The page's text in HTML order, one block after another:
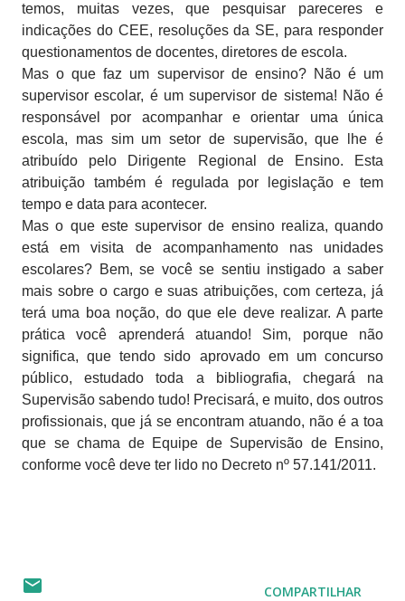
temos, muitas vezes, que pesquisar pareceres e
indicações do CEE, resoluções da SE, para responder
questionamentos de docentes, diretores de escola.
Mas o que faz um supervisor de ensino? Não é um
supervisor escolar, é um supervisor de sistema! Não é
responsável por acompanhar e orientar uma única
escola, mas sim um setor de supervisão, que lhe é
atribuído pelo Dirigente Regional de Ensino. Esta
atribuição também é regulada por legislação e tem
tempo e data para acontecer.
Mas o que este supervisor de ensino realiza, quando
está em visita de acompanhamento nas unidades
escolares? Bem, se você se sentiu instigado a saber
mais sobre o cargo e suas atribuições, com certeza, já
terá uma boa noção, do que ele deve realizar. A parte
prática você aprenderá atuando! Sim, porque não
significa, que tendo sido aprovado em um concurso
público, estudado toda a bibliografia, chegará na
Supervisão sabendo tudo! Precisará, e muito, dos outros
profissionais, que já se encontram atuando, não é a toa
que se chama de Equipe de Supervisão de Ensino,
conforme você deve ter lido no Decreto nº 57.141/2011.
COMPARTILHAR